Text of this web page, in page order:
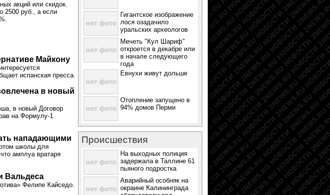
акций или скидок.
2500 руб., а если
Майкону
испанская пресса.
в новый
в новый Договор
на Формулу-1
нападающими
школы для
амплуа вратаря
Вальдеса
Фелипе Кайседо.
Гигантское изображение
лося озадачило
уральских археологов
Мечеть "Кул Шариф"
откроется в декабре или
в начале следующего
года
Евнухи живут дольше
Отопление запущено в
94% домов Перми
Происшествия
На выходных полиция
задержала в Таллине 61
пьяного подростка
Аварийный особняк на
окраине Калининграда